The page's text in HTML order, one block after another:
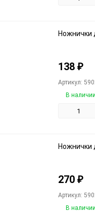
Ножнички
138 ₽
Артикул:
В наличии
Ножнички
270 ₽
Артикул:
В наличии